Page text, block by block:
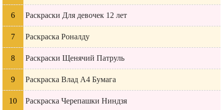
Раскраски Для девочек 12 лет
Раскраска Роналду
Раскраски Щенячий Патруль
Раскраска Влад А4 Бумага
Раскраска Черепашки Ниндзя